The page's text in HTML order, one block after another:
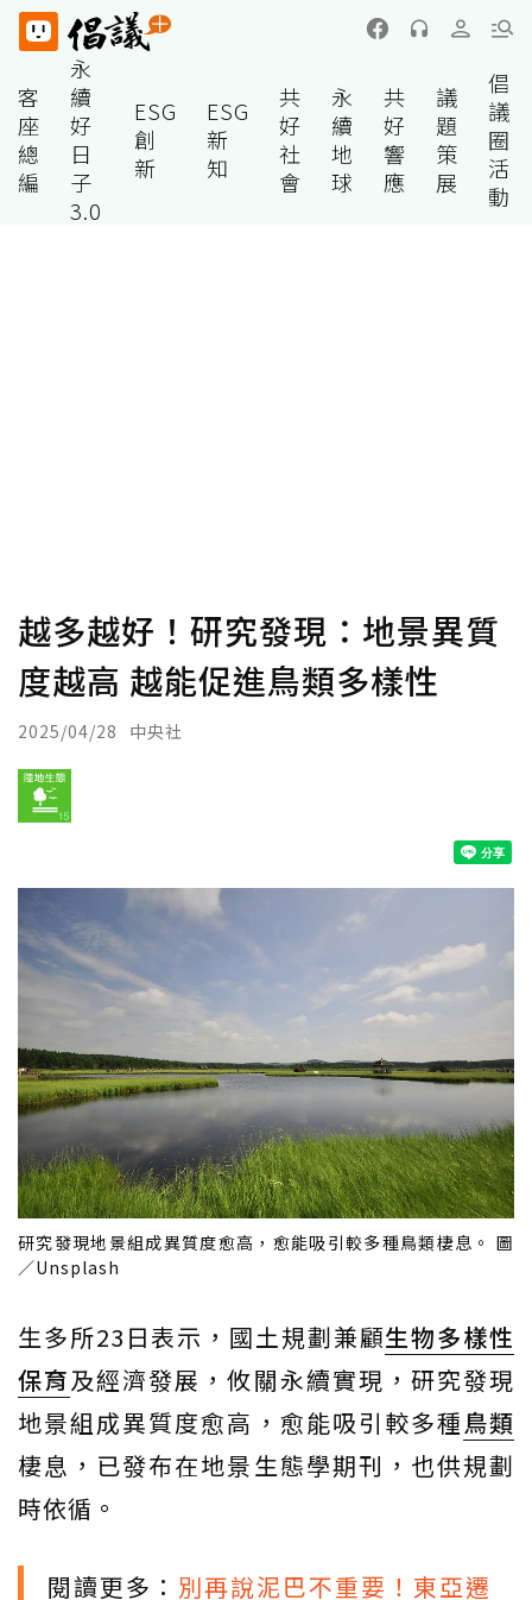
客
座
總
編
永
續
好
日
子
3.0
ESG
創
新
ESG
新
知
共
好
社
會
永
續
地
球
共
好
響
應
議
題
策
展
倡
議
圈
活
動
越多越好！研究發現：地景異質
度越高 越能促進鳥類多樣性
2025/04/28 中央社
研究發現地景組成異質度愈高，愈能吸引較多種鳥類棲息。 圖
／Unsplash
生多所23日表示，國土規劃兼顧生物多樣性
保育及經濟發展，攸關永續實現，研究發現
地景組成異質度愈高，愈能吸引較多種鳥類
棲息，已發布在地景生態學期刊，也供規劃
時依循。
閱讀更多： 別再說泥巴不重要！東亞遷